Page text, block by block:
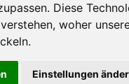
Diese
woher
Einstellungen